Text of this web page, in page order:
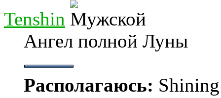
Tenshin
Ангел полной Луны
Располагаюсь: